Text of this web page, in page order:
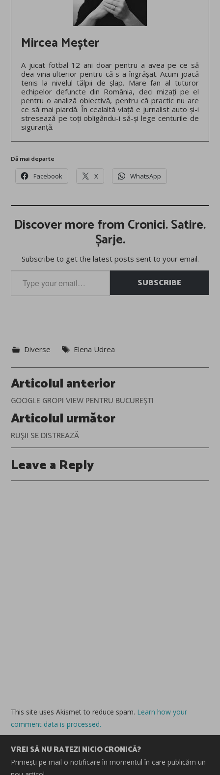
Mircea Meșter
A jucat fotbal 12 ani doar pentru a avea pe ce să
dea vina ulterior pentru că s-a îngrășat. Acum joacă
tenis la nivelul tălpii de șlap. Mare fan al tuturor
echipelor defuncte din România, deci mizați pe el
pentru o analiză obiectivă, pentru că practic nu are
ce să mai piardă. În cealaltă viață e jurnalist auto și-i
stresează pe toți obligându-i să-și lege centurile de
siguranță.
Dă mai departe
Facebook X WhatsApp
Discover more from Cronici. Satire.
Șarje.
Subscribe to get the latest posts sent to your email.
your
email…
SUBSCRIBE
Diverse Elena Udrea
Post
navigation
Articolul anterior
GOOGLE GROPI VIEW PENTRU BUCUREȘTI
Articolul următor
RUŞII SE DISTREAZĂ
Leave a Reply
This site uses Akismet to reduce spam. Learn how your
comment data is processed.
VREI SĂ NU RATEZI NICIO CRONICĂ?
Primești pe mail o notificare în momentul în care publicăm un